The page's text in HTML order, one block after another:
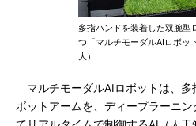
多指ハンドを装着した双腕型
つ「マルチモーダルAIロボッ
大）
マルチモーダルAIロボットは、多
ボットアームを、ディープラーニ